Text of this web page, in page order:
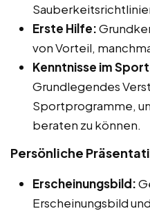
Erste Hilfe:
von Vorteil,
Kenntnisse im
Grundlegendes
Sportprogramme,
beraten zu können.
Persönliche
Erscheinungsbild:
Erscheinungsbild